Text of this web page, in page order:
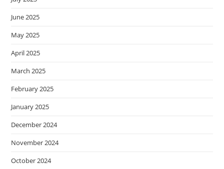
June 2025
May 2025
April 2025
March 2025
February 2025
January 2025
December 2024
November 2024
October 2024